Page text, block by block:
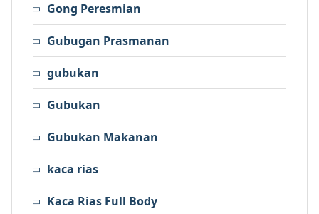
Gong Peresmian
Gubugan Prasmanan
gubukan
Gubukan
Gubukan Makanan
kaca rias
Kaca Rias Full Body